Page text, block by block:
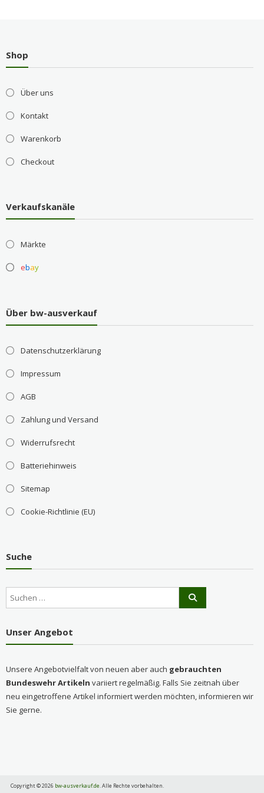
Shop
Über uns
Kontakt
Warenkorb
Checkout
Verkaufskanäle
Märkte
ebay
Über bw-ausverkauf
Datenschutzerklärung
Impressum
AGB
Zahlung und Versand
Widerrufsrecht
Batteriehinweis
Sitemap
Cookie-Richtlinie (EU)
Suche
Unser Angebot
Unsere Angebotvielfalt von neuen aber auch gebrauchten
Bundeswehr Artikeln variiert regelmäßig. Falls Sie zeitnah über
neu eingetroffene Artikel informiert werden möchten, informieren wir
Sie gerne.
Copyright © 2026 bw-ausverkauf.de. Alle Rechte vorbehalten.